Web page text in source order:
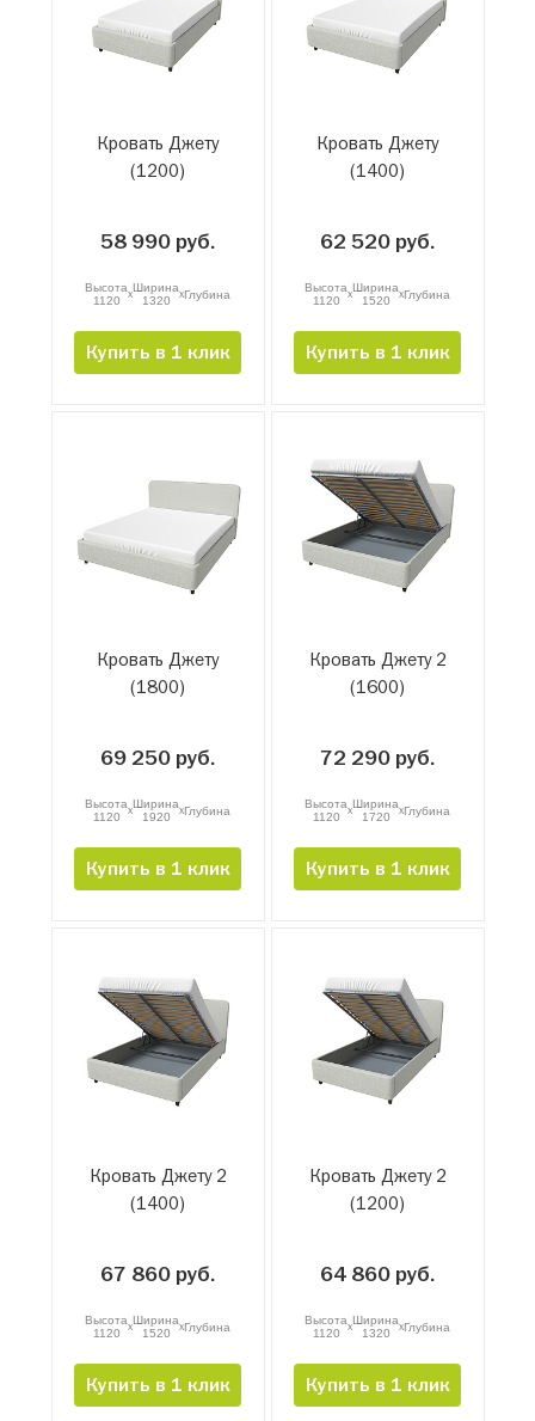
Кровать Джету
(1200)
58 990 руб.
Высота
1120
xШирина
1320
xГлубина
Купить в 1 клик
Кровать Джету
(1400)
62 520 руб.
Высота
1120
xШирина
1520
xГлубина
Купить в 1 клик
Кровать Джету
(1800)
69 250 руб.
Высота
1120
xШирина
1920
xГлубина
Купить в 1 клик
Кровать Джету 2
(1600)
72 290 руб.
Высота
1120
xШирина
1720
xГлубина
Купить в 1 клик
Кровать Джету 2
(1400)
67 860 руб.
Высота
1120
xШирина
1520
xГлубина
Купить в 1 клик
Кровать Джету 2
(1200)
64 860 руб.
Высота
1120
xШирина
1320
xГлубина
Купить в 1 клик